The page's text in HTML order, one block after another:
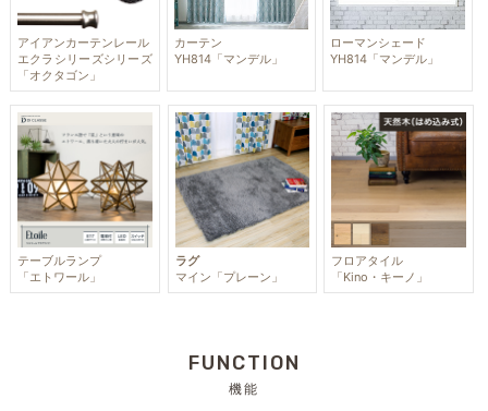
アイアンカーテンレール
エクラシリーズシリーズ
「オクタゴン」
カーテン
YH814「マンデル」
ローマンシェード
YH814「マンデル」
テーブルランプ
「エトワール」
ラグ
マイン「プレーン」
フロアタイル
「Kino・キーノ」
FUNCTION
機能